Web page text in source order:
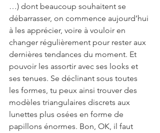
…) dont beaucoup souhaitent se
débarrasser, on commence aujourd’hui
à les apprécier, voire à vouloir en
changer régulièrement pour rester aux
dernières tendances du moment. Et
pouvoir les assortir avec ses looks et
ses tenues. Se déclinant sous toutes
les formes, tu peux ainsi trouver des
modèles triangulaires discrets aux
lunettes plus osées en forme de
papillons énormes. Bon, OK, il faut